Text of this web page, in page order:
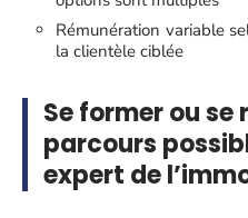
Rémunération variable
la clientèle ciblée
Se former ou se
parcours
expert de